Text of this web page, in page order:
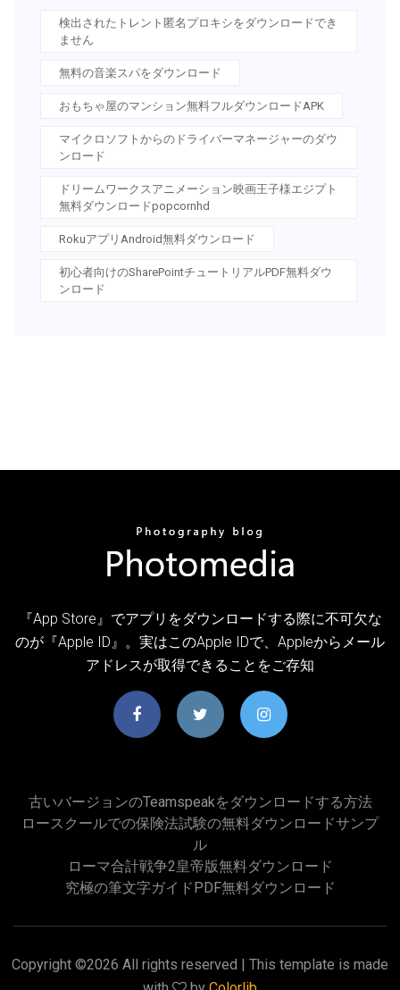
検出されたトレント匿名プロキシをダウンロードでき
ません
無料の音楽スパをダウンロード
おもちゃ屋のマンション無料フルダウンロードAPK
マイクロソフトからのドライバーマネージャーのダウ
ンロード
ドリームワークスアニメーション映画王子様エジプト
無料ダウンロードpopcornhd
RokuアプリAndroid無料ダウンロード
初心者向けのSharePointチュートリアルPDF無料ダウ
ンロード
『App Store』でアプリをダウンロードする際に不可欠な
のが『Apple ID』。実はこのApple IDで、Appleからメール
アドレスが取得できることをご存知
古いバージョンのteamspeakをダウンロードする方法
ロースクールでの保険法試験の無料ダウンロードサンプ
ル
ローマ合計戦争2皇帝版無料ダウンロード
究極の筆文字ガイドPDF無料ダウンロード
Copyright ©2026 All rights reserved | This template is made